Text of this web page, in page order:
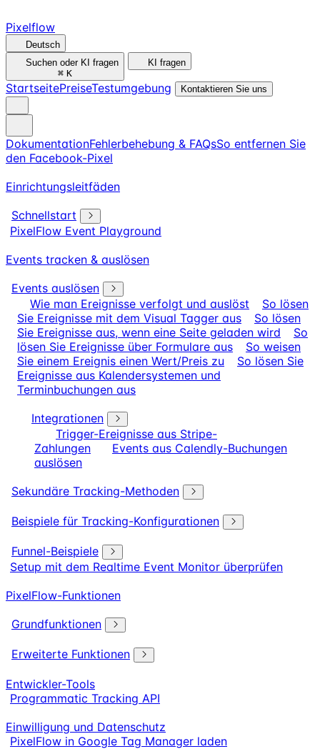
Pixelflow
Deutsch
Suchen oder KI fragen
⌘ K
KI fragen
StartseitePreiseTestumgebung Kontaktieren Sie uns
DokumentationFehlerbehebung & FAQsSo entfernen Sie
den Facebook-Pixel
Einrichtungsleitfäden
Schnellstart
PixelFlow Event Playground
Events tracken & auslösen
Events auslösen
Wie man Ereignisse verfolgt und auslöst
So lösen
Sie Ereignisse mit dem Visual Tagger aus
So lösen
Sie Ereignisse aus, wenn eine Seite geladen wird
So
lösen Sie Ereignisse über Formulare aus
So weisen
Sie einem Ereignis einen Wert/Preis zu
So lösen Sie
Ereignisse aus Kalendersystemen und
Terminbuchungen aus
Integrationen
Trigger-Ereignisse aus Stripe-
Zahlungen
Events aus Calendly-Buchungen
auslösen
Sekundäre Tracking-Methoden
Beispiele für Tracking-Konfigurationen
Funnel-Beispiele
Setup mit dem Realtime Event Monitor überprüfen
PixelFlow-Funktionen
Grundfunktionen
Erweiterte Funktionen
Entwickler-Tools
Programmatic Tracking API
Einwilligung und Datenschutz
PixelFlow in Google Tag Manager laden